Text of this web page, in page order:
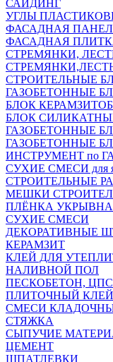
САЙДИНГ
УГЛЫ
ФАСАДНАЯ
ФАСАДНАЯ ПЛИТКА
СТРЕМЯНКИ,
СТРОИТЕЛЬНЫЕ
ГАЗОБЕТОННЫЕ
БЛОК
БЛОК
ГАЗОБЕТОННЫЕ
ГАЗОБЕТОННЫЕ
ИНСТРУМЕНТ по
СУХИЕ СМЕСИ для
СТРОИТЕЛЬНЫЕ
МЕШКИ
ПЛЁНКА
СУХИЕ СМЕСИ
ДЕКОРАТИВНЫЕ
КЕРАМЗИТ
КЛЕЙ ДЛЯ
НАЛИВНОЙ ПОЛ
ПЕСКОБЕТОН, ЦПС
ПЛИТОЧНЫЙ КЛЕЙ
СМЕСИ
СТЯЖКА
СЫПУЧИЕ
ЦЕМЕНТ
ШПАТЛЕВКИ